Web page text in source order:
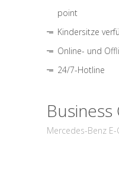
point
Kindersitze
Online- und
24/7-Hotline
Business
Mercedes-Benz